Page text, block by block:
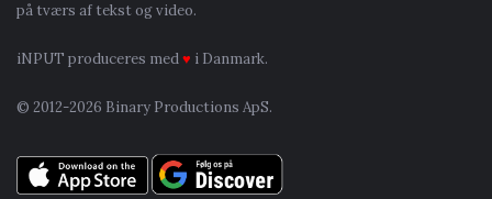
på tværs af tekst og video.
iNPUT produceres med♥ i Danmark.
© 2012-2026 Binary Productions ApS.